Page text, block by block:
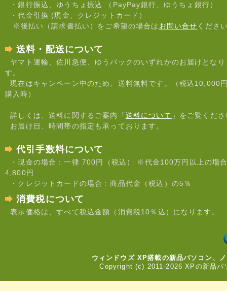
お急ぎの場合は、お早めに
休業中は電話やメールでの
で
ご不便をおかけいたします
2026年01月31日
納期の遅れなどご迷惑をお
誠に申し訳ございません。
ぜひ、早い段階でご検討い
2026年01月06日
2025年12月08日
・銀行振込、ゆうちょ振込 （PayPay銀行、ゆうちょ銀行）
・代金引換 (現金、クレジットカード）
※後払い（請求書払い）をご希望の場合は お問い合せ くださ
送料・配送について
ヤマト運輸、佐川急便、ゆうパックのいずれかのお届けとなり
す。
現在はキャンペーン中のため、送料無料です。（税込10,000
購入時）
詳しくは、送料に関するご案内「 送料について 」をご覧くだ
お届け日、時間帯の指定も承っております。
代引手数料について
・現金の場合：一律 700円（税込） ※代金100万円以上の場
4,800円
・クレジットカードの場合：商品代金（税込）の5％
消費税について
表示価格は、すべて税込金額（消費税10％込）になります。
ウィンドウズ XP搭載の新品パソコン、
Copyright (c) 2011-2026 XPの新品